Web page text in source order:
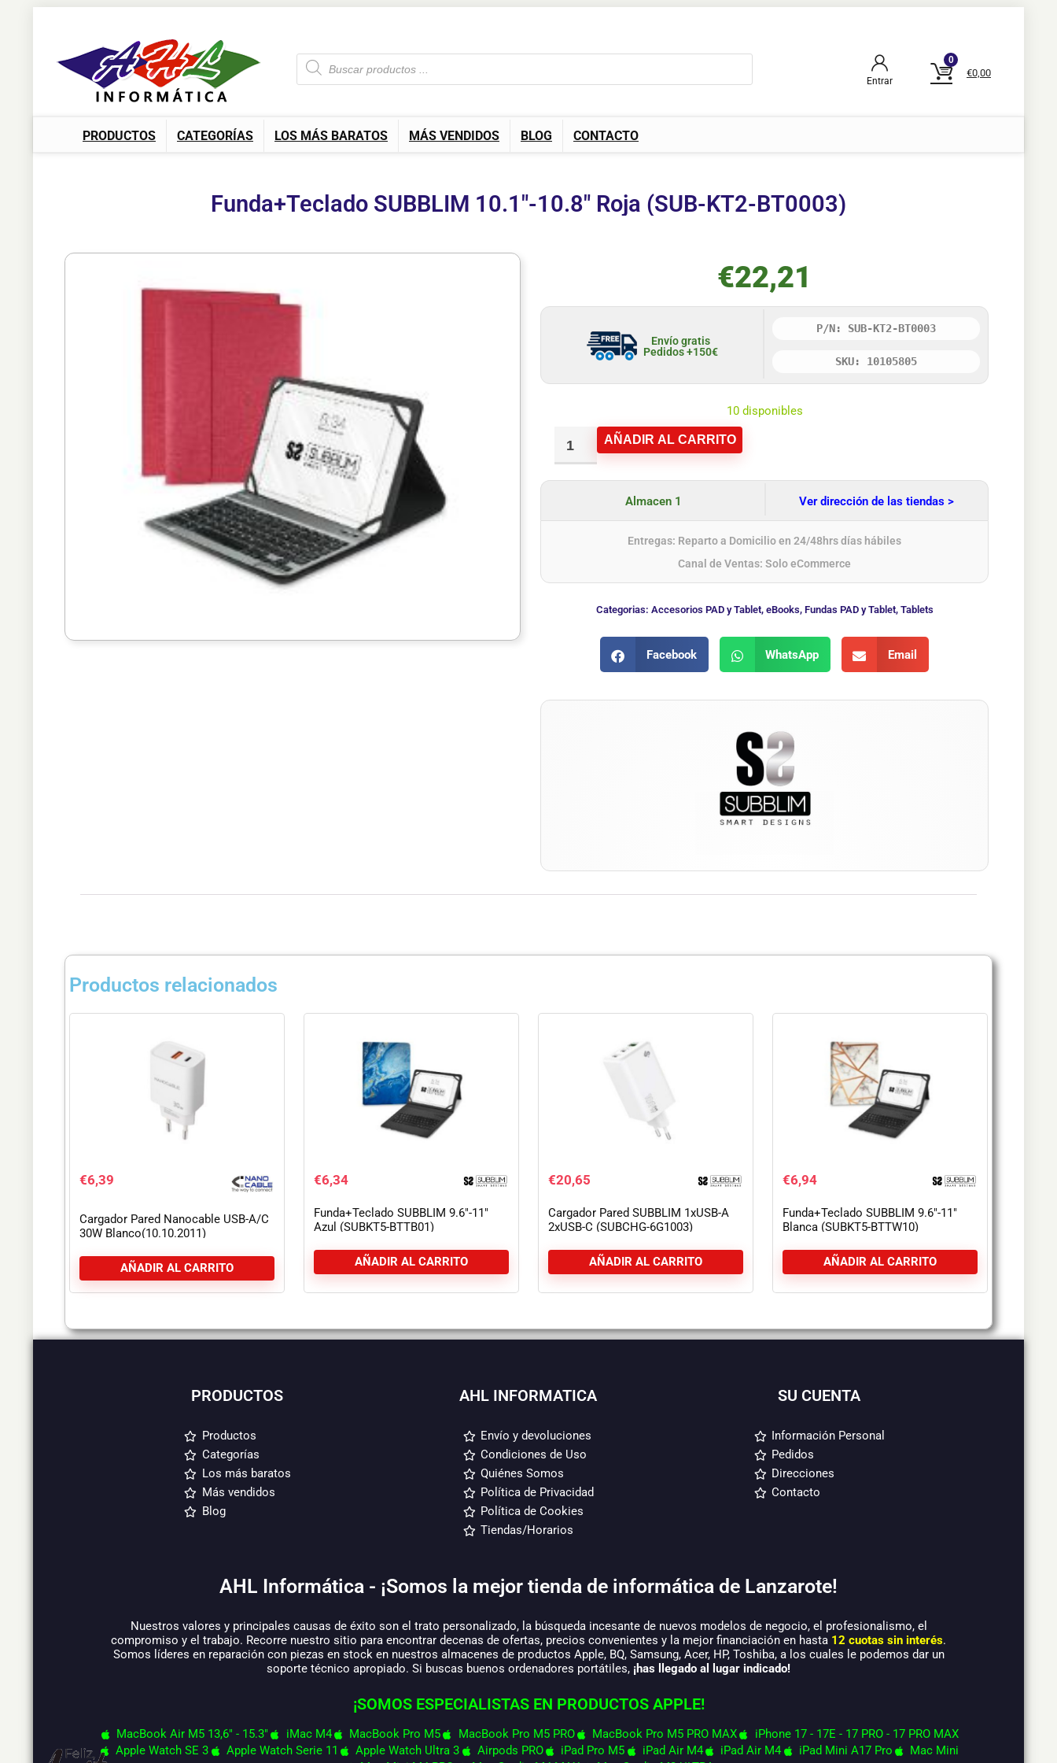
Entrar
0
€0,00
PRODUCTOS CATEGORÍAS LOS MÁS BARATOS MÁS VENDIDOS BLOG CONTACTO
Funda+Teclado SUBBLIM 10.1″-10.8″ Roja (SUB-KT2-BT0003)
€22,21
Envío gratis
Pedidos +150€
P/N: SUB-KT2-BT0003
SKU: 10105805
10 disponibles
AÑADIR AL CARRITO
Almacen 1 Ver dirección de las tiendas >
Entregas: Reparto a Domicilio en 24/48hrs días hábiles
Canal de Ventas: Solo eCommerce
Categorias: Accesorios PAD y Tablet, eBooks, Fundas PAD y Tablet, Tablets
Facebook WhatsApp Email
Productos relacionados
€6,39
Cargador Pared Nanocable USB-A/C
30W Blanco(10.10.2011)
AÑADIR AL CARRITO
€6,34
Funda+Teclado SUBBLIM 9.6″-11″
Azul (SUBKT5-BTTB01)
AÑADIR AL CARRITO
€20,65
Cargador Pared SUBBLIM 1xUSB-A
2xUSB-C (SUBCHG-6G1003)
AÑADIR AL CARRITO
€6,94
Funda+Teclado SUBBLIM 9.6″-11″
Blanca (SUBKT5-BTTW10)
AÑADIR AL CARRITO
PRODUCTOS
Productos
Categorías
Los más baratos
Más vendidos
Blog
AHL INFORMATICA
Envío y devoluciones
Condiciones de Uso
Quiénes Somos
Política de Privacidad
Política de Cookies
Tiendas/Horarios
SU CUENTA
Información Personal
Pedidos
Direcciones
Contacto
AHL Informática - ¡Somos la mejor tienda de informática de Lanzarote!
Nuestros valores y principales causas de éxito son el trato personalizado, la búsqueda incesante de nuevos modelos de negocio, el profesionalismo, el
compromiso y el trabajo. Recorre nuestro sitio para encontrar decenas de ofertas, precios convenientes y la mejor financiación en hasta 12 cuotas sin interés.
Somos líderes en reparación con piezas en stock en nuestros almacenes de productos Apple, BQ, Samsung, Acer, HP, Toshiba, a los cuales le podemos dar un
soporte técnico apropiado. Si buscas buenos ordenadores portátiles, ¡has llegado al lugar indicado!
¡SOMOS ESPECIALISTAS EN PRODUCTOS APPLE!
MacBook Air M5 13,6" - 15.3" iMac M4 MacBook Pro M5 MacBook Pro M5 PRO MacBook Pro M5 PRO MAX
iPhone 17 - 17E - 17 PRO - 17 PRO MAX
Apple Watch SE 3
Apple Watch Serie 11 Apple Watch Ultra 3 Airpods PRO iPad Pro M5 iPad Air M4 iPad Air M4 iPad Mini A17 Pro
Mac Mini